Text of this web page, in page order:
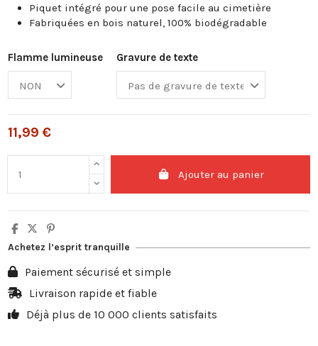
Piquet intégré pour une pose facile au cimetière
Fabriquées en bois naturel, 100% biodégradable
Flamme lumineuse Gravure de texte
11,99 €
Ajouter au panier
Achetez l’esprit tranquille
Paiement sécurisé et simple
Livraison rapide et fiable
Déjà plus de 10 000 clients satisfaits